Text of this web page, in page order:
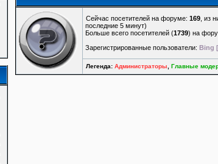
Сейчас посетителей на форуме: 169, из
последние 5 минут)
Больше всего посетителей (1739) на
Зарегистрированные пользователи: Bing
Легенда: Администраторы Главные